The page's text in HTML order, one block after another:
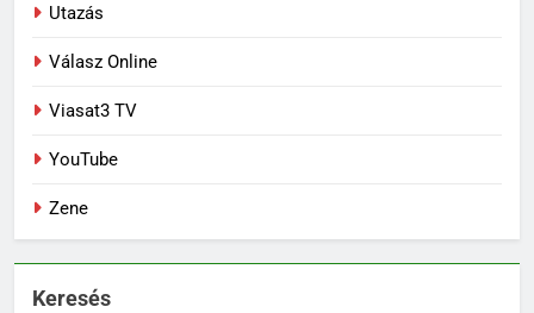
Utazás
Válasz Online
Viasat3 TV
YouTube
Zene
Keresés